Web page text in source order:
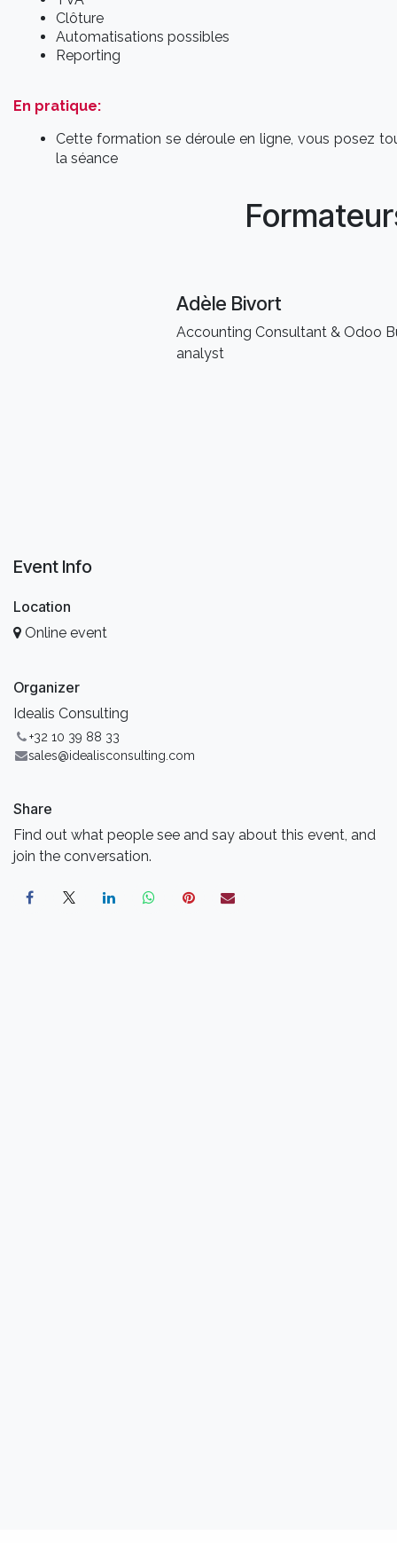
Clôture
Automatisations possibles
Reporting
En pratique:
Cette formation se déroule en ligne, vous posez
la séance
Adèle Bivort
Accounting Consultant & Odoo
analyst
Event Info
Location
Online event
Organizer
Idealis Consulting
+32 10 39 88 33
sales@idealisconsulting.com
Share
Find out what people see and say about this event, and
join the conversation.